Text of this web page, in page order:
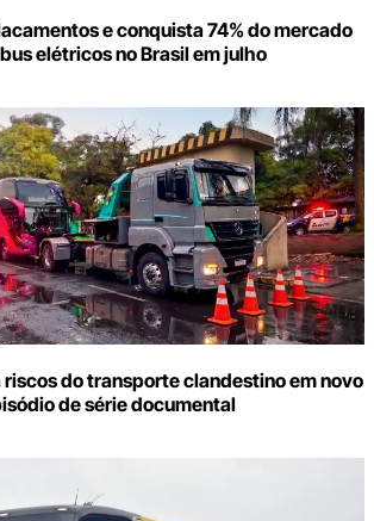
e conquista 74% do mercado
elétricos no Brasil em julho
do transporte clandestino em novo
de série documental